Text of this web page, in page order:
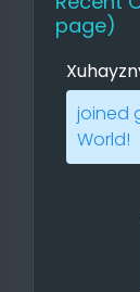
page)
joined
World!